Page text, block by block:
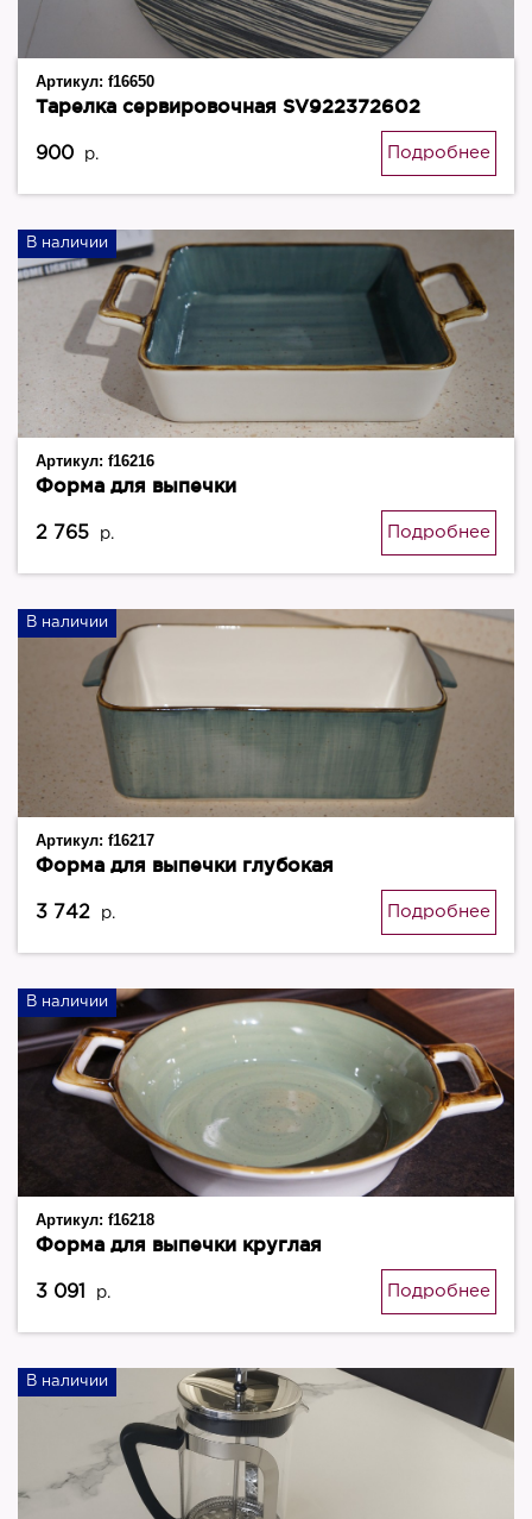
Артикул: f16650
Тарелка сервировочная SV922372602
900 р. Подробнее
В наличии
Артикул: f16216
Форма для выпечки
2 765 р. Подробнее
В наличии
Артикул: f16217
Форма для выпечки глубокая
3 742 р. Подробнее
В наличии
Артикул: f16218
Форма для выпечки круглая
3 091 р. Подробнее
В наличии